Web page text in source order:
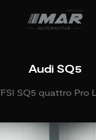
Audi SQ5
SQ5 quattro Pro